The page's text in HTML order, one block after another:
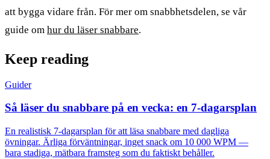
att bygga vidare från. För mer om snabbhetsdelen, se vår
guide om hur du läser snabbare.
Keep reading
Guider
Så läser du snabbare på en vecka: en 7-dagarsplan
En realistisk 7-dagarsplan för att läsa snabbare med dagliga
övningar. Ärliga förväntningar, inget snack om 10 000 WPM —
bara stadiga, mätbara framsteg som du faktiskt behåller.